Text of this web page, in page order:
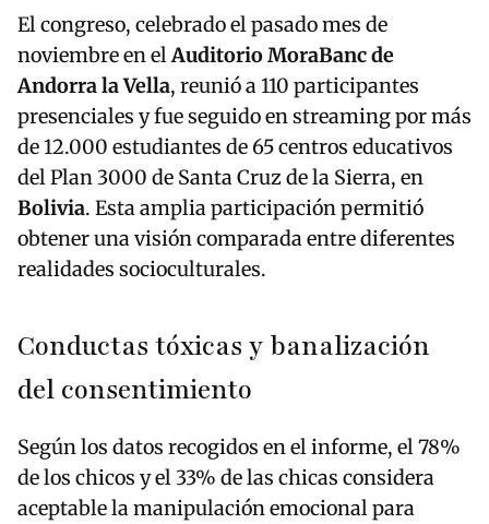
El congreso, celebrado el pasado mes de
noviembre en elAuditorio MoraBanc de
Andorra la Vella, reunió a 110 participantes
presenciales y fue seguido en streaming por más
de 12.000 estudiantes de 65 centros educativos
del Plan 3000 de Santa Cruz de la Sierra, en
Bolivia. Esta amplia participación permitió
obtener una visión comparada entre diferentes
realidades socioculturales.
Conductas tóxicas y banalización
del consentimiento
Según los datos recogidos en el informe, el 78%
de los chicos y el 33% de las chicas considera
aceptable la manipulación emocional para